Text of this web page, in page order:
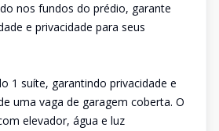
nos fundos do prédio, garante
e privacidade para seus
1 suíte, garantindo privacidade e
uma vaga de garagem coberta. O
elevador, água e luz